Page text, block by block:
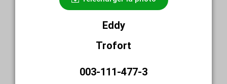
Eddy
Trofort
003-111-477-3